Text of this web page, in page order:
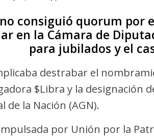
consiguió quorum por
en la Cámara de
para jubilados y el
destrabar el
$Libra y la designación
de la Nación (AGN).
por Unión por la